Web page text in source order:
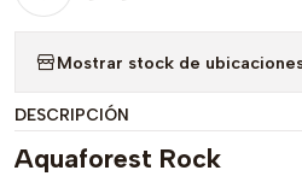
Mostrar stock de
DESCRIPCIÓN
Aquaforest Rock